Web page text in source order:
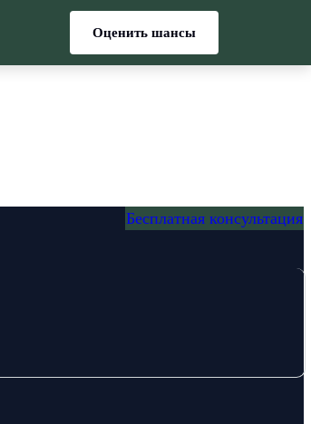
Бесплатная консультация
Оценить шансы